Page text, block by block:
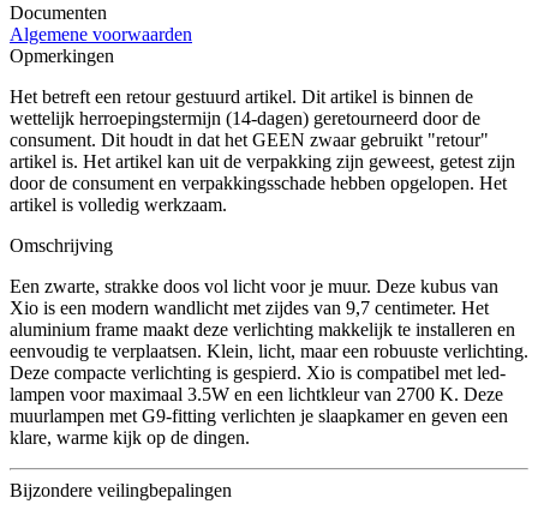
Documenten
Algemene voorwaarden
Opmerkingen
Het betreft een retour gestuurd artikel. Dit artikel is binnen de
wettelijk herroepingstermijn (14-dagen) geretourneerd door de
consument. Dit houdt in dat het GEEN zwaar gebruikt "retour"
artikel is. Het artikel kan uit de verpakking zijn geweest, getest zijn
door de consument en verpakkingsschade hebben opgelopen. Het
artikel is volledig werkzaam.
Omschrijving
Een zwarte, strakke doos vol licht voor je muur. Deze kubus van
Xio is een modern wandlicht met zijdes van 9,7 centimeter. Het
aluminium frame maakt deze verlichting makkelijk te installeren en
eenvoudig te verplaatsen. Klein, licht, maar een robuuste verlichting.
Deze compacte verlichting is gespierd. Xio is compatibel met led-
lampen voor maximaal 3.5W en een lichtkleur van 2700 K. Deze
muurlampen met G9-fitting verlichten je slaapkamer en geven een
klare, warme kijk op de dingen.
Bijzondere veilingbepalingen